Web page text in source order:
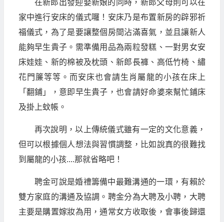
在新郎出發迎娶新娘的同時，新郎父母則可以在
家中進行安床的儀式囉！安床乃是布置新房的辟邪祈
福儀式，為了是要讓整個房間沾滿喜氣，並且讓新人
能夠早生貴子。需準備用品為兩粒發糕、一對男女安
床娃娃、新的棉被及枕頭、新郎長褲、高低竹椅、繡
花門簾等等。而安床也會請生肖屬龍的小孩在床上
「翻鋪」，意即早生貴子，也會請好命婆來幫忙鋪床
及掛上蚊帳。
再次說明，以上傳統儀式雖有一定的文化意義，
但可以根據個人想法與習慣調整，比如說真的很難找
到屬龍的小孩....那就省略吧！
聘金可說是婚禮籌備中最難溝通的一環，有賴於
雙方家庭的溝通及協調。聘金分為大聘及小聘，大聘
主要是購置嫁妝為用，通常女方收取後，會事後歸還